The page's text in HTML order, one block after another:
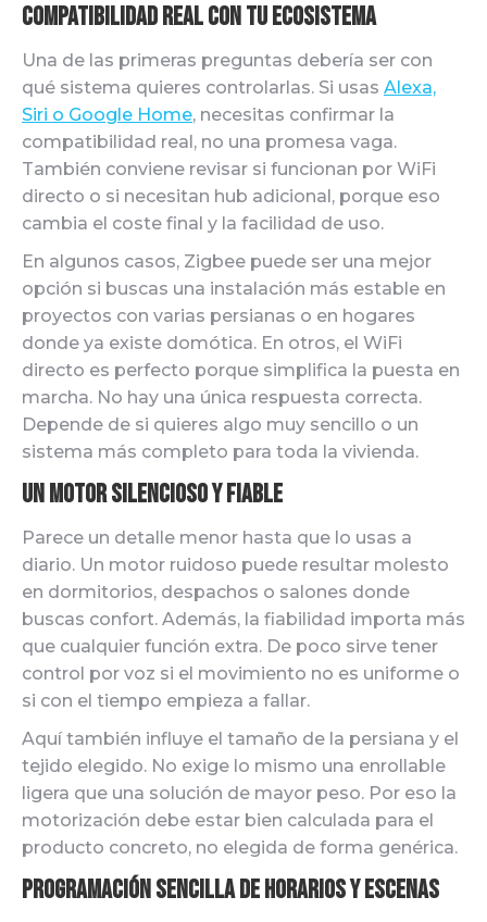
Compatibilidad real con tu ecosistema
Una de las primeras preguntas debería ser con
qué sistema quieres controlarlas. Si usas Alexa,
Siri o Google Home, necesitas confirmar la
compatibilidad real, no una promesa vaga.
También conviene revisar si funcionan por WiFi
directo o si necesitan hub adicional, porque eso
cambia el coste final y la facilidad de uso.
En algunos casos, Zigbee puede ser una mejor
opción si buscas una instalación más estable en
proyectos con varias persianas o en hogares
donde ya existe domótica. En otros, el WiFi
directo es perfecto porque simplifica la puesta en
marcha. No hay una única respuesta correcta.
Depende de si quieres algo muy sencillo o un
sistema más completo para toda la vivienda.
Un motor silencioso y fiable
Parece un detalle menor hasta que lo usas a
diario. Un motor ruidoso puede resultar molesto
en dormitorios, despachos o salones donde
buscas confort. Además, la fiabilidad importa más
que cualquier función extra. De poco sirve tener
control por voz si el movimiento no es uniforme o
si con el tiempo empieza a fallar.
Aquí también influye el tamaño de la persiana y el
tejido elegido. No exige lo mismo una enrollable
ligera que una solución de mayor peso. Por eso la
motorización debe estar bien calculada para el
producto concreto, no elegida de forma genérica.
Programación sencilla de horarios y escenas